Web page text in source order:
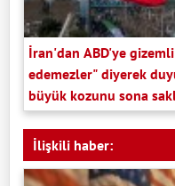
İran'dan ABD'ye
edemezler" diyerek
büyük kozunu sona
İlişkili haber: